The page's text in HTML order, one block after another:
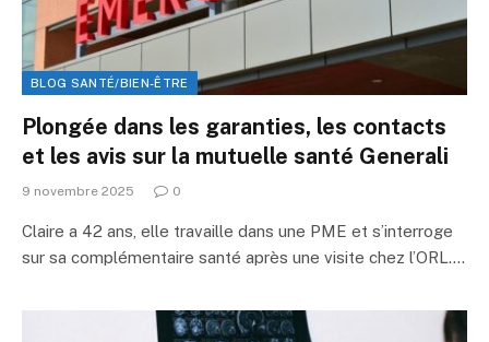
BLOG SANTÉ/BIEN-ÊTRE
Plongée dans les garanties, les contacts
et les avis sur la mutuelle santé Generali
9 novembre 2025 0
Claire a 42 ans, elle travaille dans une PME et s’interroge
sur sa complémentaire santé après une visite chez l’ORL.…